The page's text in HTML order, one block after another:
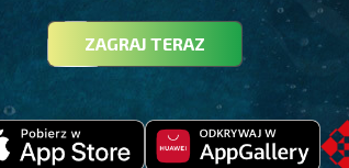
ZAGRAJ TERAZ